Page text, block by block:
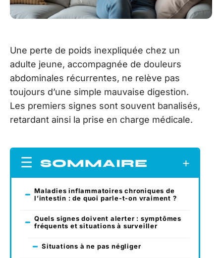
Une perte de poids inexpliquée chez un
adulte jeune, accompagnée de douleurs
abdominales récurrentes, ne relève pas
toujours d’une simple mauvaise digestion.
Les premiers signes sont souvent banalisés,
retardant ainsi la prise en charge médicale.
SOMMAIRE
Maladies inflammatoires chroniques de
l’intestin : de quoi parle-t-on vraiment ?
Quels signes doivent alerter : symptômes
fréquents et situations à surveiller
Situations à ne pas négliger